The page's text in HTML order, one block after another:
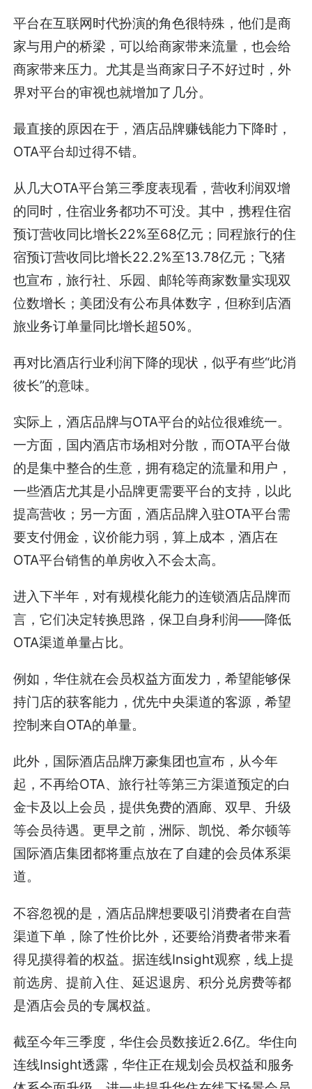
平台在互联网时代扮演的角色很特殊，他们是商
家与用户的桥梁，可以给商家带来流量，也会给
商家带来压力。尤其是当商家日子不好过时，外
界对平台的审视也就增加了几分。
最直接的原因在于，酒店品牌赚钱能力下降时，
OTA平台却过得不错。
从几大OTA平台第三季度表现看，营收利润双增
的同时，住宿业务都功不可没。其中，携程住宿
预订营收同比增长22%至68亿元；同程旅行的住
宿预订营收同比增长22.2%至13.78亿元；飞猪
也宣布，旅行社、乐园、邮轮等商家数量实现双
位数增长；美团没有公布具体数字，但称到店酒
旅业务订单量同比增长超50%。
再对比酒店行业利润下降的现状，似乎有些“此消
彼长”的意味。
实际上，酒店品牌与OTA平台的站位很难统一。
一方面，国内酒店市场相对分散，而OTA平台做
的是集中整合的生意，拥有稳定的流量和用户，
一些酒店尤其是小品牌更需要平台的支持，以此
提高营收；另一方面，酒店品牌入驻OTA平台需
要支付佣金，议价能力弱，算上成本，酒店在
OTA平台销售的单房收入不会太高。
进入下半年，对有规模化能力的连锁酒店品牌而
言，它们决定转换思路，保卫自身利润——降低
OTA渠道单量占比。
例如，华住就在会员权益方面发力，希望能够保
持门店的获客能力，优先中央渠道的客源，希望
控制来自OTA的单量。
此外，国际酒店品牌万豪集团也宣布，从今年
起，不再给OTA、旅行社等第三方渠道预定的白
金卡及以上会员，提供免费的酒廊、双早、升级
等会员待遇。更早之前，洲际、凯悦、希尔顿等
国际酒店集团都将重点放在了自建的会员体系渠
道。
不容忽视的是，酒店品牌想要吸引消费者在自营
渠道下单，除了性价比外，还要给消费者带来看
得见摸得着的权益。据连线Insight观察，线上提
前选房、提前入住、延迟退房、积分兑房费等都
是酒店会员的专属权益。
截至今年三季度，华住会员数接近2.6亿。华住向
连线Insight透露，华住正在规划会员权益和服务